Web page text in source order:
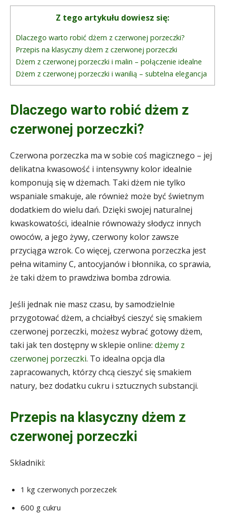
Z tego artykułu dowiesz się:
Dlaczego warto robić dżem z czerwonej porzeczki?
Przepis na klasyczny dżem z czerwonej porzeczki
Dżem z czerwonej porzeczki i malin – połączenie idealne
Dżem z czerwonej porzeczki i wanilią – subtelna elegancja
Dlaczego warto robić dżem z
czerwonej porzeczki?
Czerwona porzeczka ma w sobie coś magicznego – jej
delikatna kwasowość i intensywny kolor idealnie
komponują się w dżemach. Taki dżem nie tylko
wspaniale smakuje, ale również może być świetnym
dodatkiem do wielu dań. Dzięki swojej naturalnej
kwaskowatości, idealnie równoważy słodycz innych
owoców, a jego żywy, czerwony kolor zawsze
przyciąga wzrok. Co więcej, czerwona porzeczka jest
pełna witaminy C, antocyjanów i błonnika, co sprawia,
że taki dżem to prawdziwa bomba zdrowia.
Jeśli jednak nie masz czasu, by samodzielnie
przygotować dżem, a chciałbyś cieszyć się smakiem
czerwonej porzeczki, możesz wybrać gotowy dżem,
taki jak ten dostępny w sklepie online: dżemy z
czerwonej porzeczki. To idealna opcja dla
zapracowanych, którzy chcą cieszyć się smakiem
natury, bez dodatku cukru i sztucznych substancji.
Przepis na klasyczny dżem z
czerwonej porzeczki
Składniki:
1 kg czerwonych porzeczek
600 g cukru